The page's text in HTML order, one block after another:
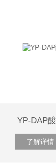
YP-DAP
了解详情